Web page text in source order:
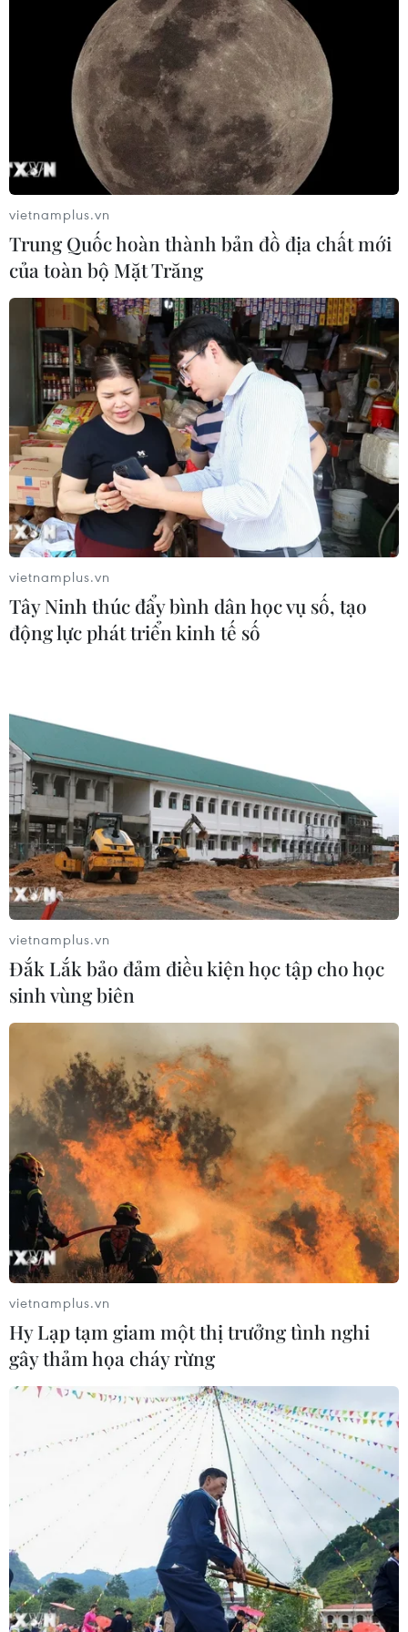
TIN CÙNG CHUYÊN MỤC
Bế mạc Hội thi lực lượng tham gia
bảo vệ an ninh, trật tự ở cơ sở giỏi
toàn quốc
07/08/2026 15:57
Khởi tố, truy nã 3 đối tượng hoạt
vietnamplus.vn
Trung Quốc hoàn thành bản đồ địa chất mới
của toàn bộ Mặt Trăng
vietnamplus.vn
Tây Ninh thúc đẩy bình dân học vụ số, tạo
động lực phát triển kinh tế số
vietnamplus.vn
Đắk Lắk bảo đảm điều kiện học tập cho học
sinh vùng biên
vietnamplus.vn
Hy Lạp tạm giam một thị trưởng tình nghi
gây thảm họa cháy rừng